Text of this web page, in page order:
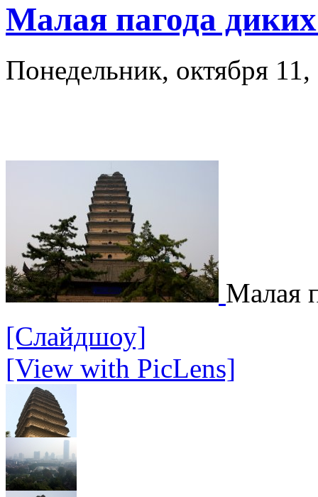
Малая пагода диких
Понедельник, октября
Малая
[Слайдшоу]
[View with PicLens]